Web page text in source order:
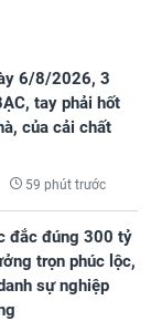
6/8/2026, 3
tay phải hốt
của cải chất
59 phút trước
đắc đúng 300 tỷ
trọn phúc lộc,
sự nghiệp